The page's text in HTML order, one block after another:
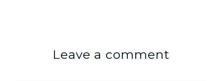
Leave a comment